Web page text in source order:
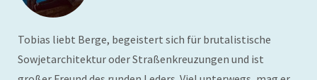
Tobias liebt Berge, begeistert sich für brutalistische
Sowjetarchitektur oder Straßenkreuzungen und ist